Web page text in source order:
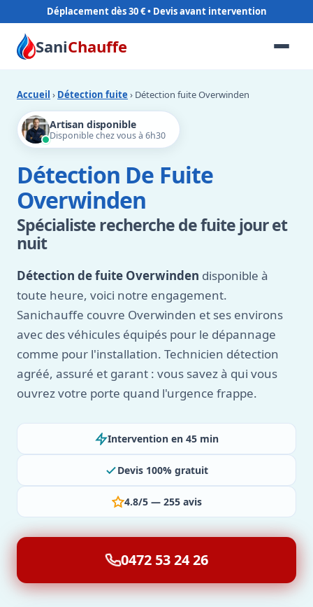
Déplacement dès 30 €
SaniChauffe
Accueil › Détection fuite › Détection fuite Overwinden
Artisan disponible
Disponible chez vous à 6h30
Détection De Fuite
Overwinden
Spécialiste recherche de fuite jour et
nuit
Détection de fuite Overwinden disponible à
toute heure, voici notre engagement.
Sanichauffe couvre Overwinden et ses environs
avec des véhicules équipés pour le dépannage
comme pour l'installation. Technicien détection
agréé, assuré et garant : vous savez à qui vous
ouvrez votre porte quand l'urgence frappe.
Intervention en 45 min
Devis 100% gratuit
4.8/5 — 255 avis
0472 53 24 26